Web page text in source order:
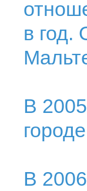
в год.
В
В